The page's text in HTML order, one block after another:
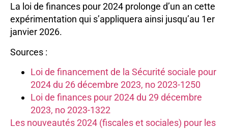
La loi de finances pour 2024 prolonge d’un an cette
expérimentation qui s’appliquera ainsi jusqu’au 1er
janvier 2026.
Sources :
Loi de financement de la Sécurité sociale pour
2024 du 26 décembre 2023, no 2023-1250
Loi de finances pour 2024 du 29 décembre
2023, no 2023-1322
Les nouveautés 2024 (fiscales et sociales) pour les